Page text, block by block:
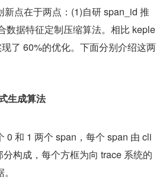
点在于两点：(1)自研 span_id 推
数据特征定制压缩算法。相比 keple
了 60%的优化。下面分别介绍这两
生成算法
0 和 1 两个 span，每个 span 由 cli
构成，每个方框为向 trace 系统的